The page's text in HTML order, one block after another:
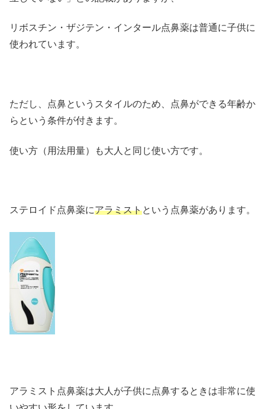
リボスチン・ザジテン・インタール点鼻薬は普通に子供に
使われています。
ただし、点鼻というスタイルのため、点鼻ができる年齢か
らという条件が付きます。
使い方（用法用量）も大人と同じ使い方です。
ステロイド点鼻薬にアラミストという点鼻薬があります。
アラミスト点鼻薬は大人が子供に点鼻するときは非常に使